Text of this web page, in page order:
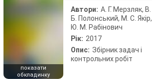
показати
обкладинку
Автори: А. Г. Мерзляк, В.
Б. Полонський, М. С. Якір,
Ю. М. Рабінович
Рік: 2017
Опис: Збірник задач і
контрольних робіт